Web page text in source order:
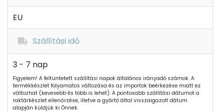
EU
Szállítási idő
3 - 7 nap
Figyelem! A feltüntetett szállítási napok általános irányadó számok. A
termékkészlet folyamatos változása és az importok beérkezése miatt ez
változhat (kevesebb és több is lehet). A pontosabb szállítási dátumot a
raktárkészlet ellenőrzése, illetve a gyártó által visszaigazolt dátum
alapján küldjük ki Önnek.